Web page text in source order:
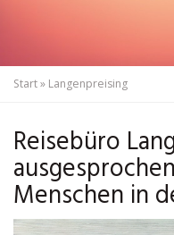
Start» Langenpreising
Reisebüro
Menschen in